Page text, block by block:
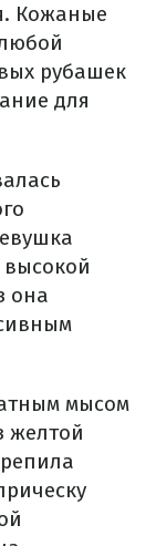
Кожаные
рубашек
для
она
мысом
желтой